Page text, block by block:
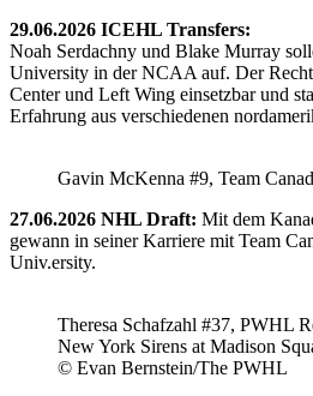
29.06.2026 ICEHL Transfers:
Noah Serdachny und Blake Murray
University in der NCAA auf. Der
Center und Left Wing einsetzbar und
Erfahrung aus verschiedenen
Gavin McKenna #9, Team
27.06.2026 NHL Draft: Mit dem
gewann in seiner Karriere mit Team
Univ.ersity.
Theresa Schafzahl #37, PWHL
New York Sirens at Madison
© Evan Bernstein/The PWHL